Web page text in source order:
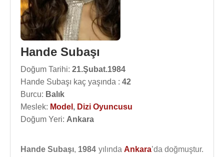
Hande Subaşı
Doğum Tarihi: 21.Şubat.1984
Hande Subaşı kaç yaşında : 42
Burcu: Balık
Meslek: Model , Dizi Oyuncusu
Doğum Yeri: Ankara
Hande Subaşı, 1984 yılında Ankara’da doğmuştur.